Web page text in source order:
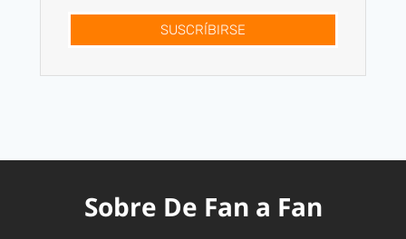
SUSCRÍBIRSE
Sobre De Fan a Fan